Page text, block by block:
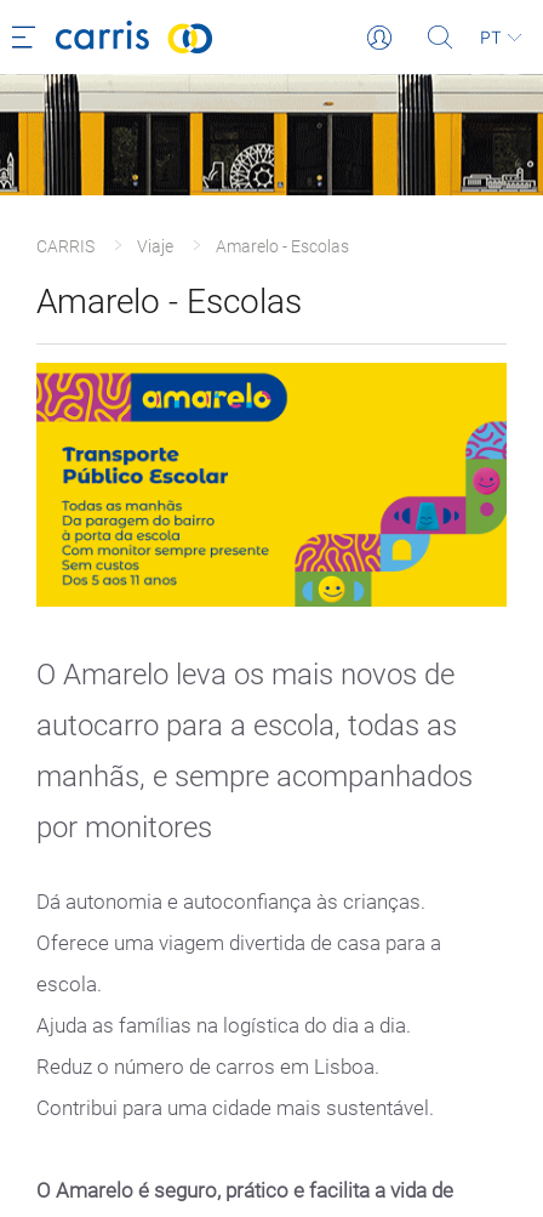
PT
CARRIS Viaje Amarelo - Escolas
Amarelo - Escolas
O Amarelo leva os mais novos de
autocarro para a escola, todas as
manhãs, e sempre acompanhados
por monitores
Dá autonomia e autoconfiança às crianças.
Oferece uma viagem divertida de casa para a
escola.
Ajuda as famílias na logística do dia a dia.
Reduz o número de carros em Lisboa.
Contribui para uma cidade mais sustentável.
O Amarelo é seguro, prático e facilita a vida de